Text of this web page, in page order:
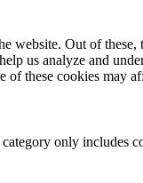
Out of
us analyze and
of these cookies may
only includes